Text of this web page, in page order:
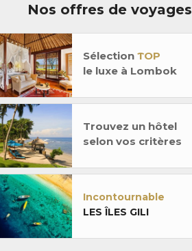
Nos offres de voyages
SélectionTOP
le luxe à Lombok
Trouvez un hôtel
selon vos critères
Incontournable
LES ÎLES GILI